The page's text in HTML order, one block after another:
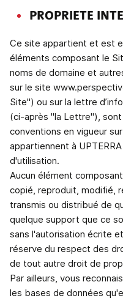
PROPRIETE
Ce site appartient et est
éléments composant le
noms de domaine et
sur le site
Site") ou sur la lettre
(ci-après "la Lettre"),
conventions en vigueur
appartiennent à
d'utilisation.
Aucun élément
copié, reproduit, modifié,
transmis ou distribué de
quelque support que ce
sans l'autorisation écrite
réserve du respect des
de tout autre droit de
Par ailleurs, vous
les bases de données